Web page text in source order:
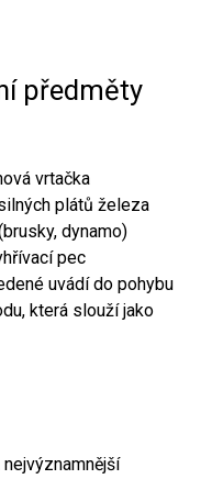
předměty
vrtačka
plátů železa
dynamo)
pec
uvádí do pohybu
která slouží jako